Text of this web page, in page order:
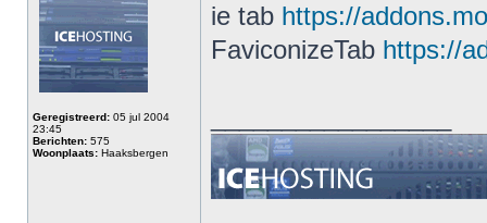
Geregistreerd: 05 jul 2004
23:45
Berichten: 575
Woonplaats: Haaksbergen
ie tab https://
FaviconizeTab https://